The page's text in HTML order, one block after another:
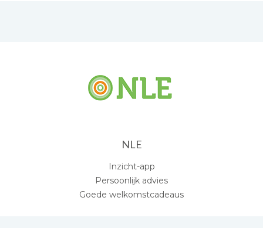
NLE
Inzicht-app
Persoonlijk advies
Goede welkomstcadeaus